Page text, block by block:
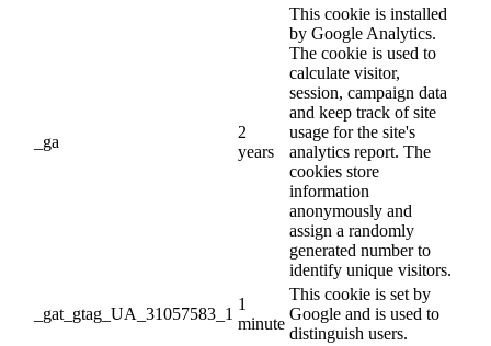
_ga
2
years
This cookie is installed
by Google Analytics.
The cookie is used to
calculate visitor,
session, campaign data
and keep track of site
usage for the site's
analytics report. The
cookies store
information
anonymously and
assign a randomly
generated number to
identify unique visitors.
_gat_gtag_UA_31057583_1
1
minute
This cookie is set by
Google and is used to
distinguish users.